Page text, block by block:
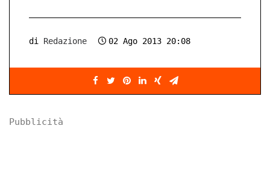
di Redazione 02 Ago 2013 20:08
Pubblicità